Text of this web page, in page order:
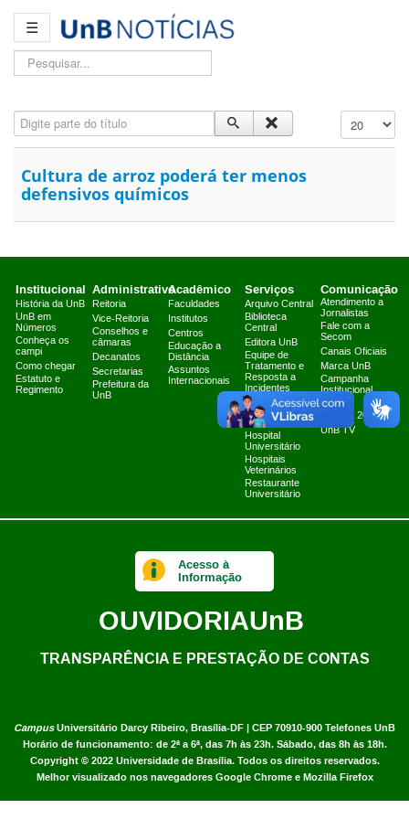
☰
Pesquisar...
Digite parte do título Exibir #
Cultura de arroz poderá ter menos
defensivos químicos
Institucional
História da UnB
UnB em
Números
Conheça os
campi
Como chegar
Estatuto e
Regimento
Administrativo
Reitoria
Vice-Reitoria
Conselhos e
câmaras
Decanatos
Secretarias
Prefeitura da
UnB
Acadêmico
Faculdades
Institutos
Centros
Educação a
Distância
Assuntos
Internacionais
Serviços
Arquivo Central
Biblioteca
Central
Editora UnB
Equipe de
Tratamento e
Resposta a
Incidentes
Cibernéticos
Fazenda Água
Limpa
Hospital
Universitário
Hospitais
Veterinários
Restaurante
Universitário
Comunicação
Atendimento a
Jornalistas
Fale com a
Secom
Canais Oficiais
Marca UnB
Campanha
Institucional
2025
Planner 2024
UnB TV
CampusUniversitário Darcy Ribeiro, Brasília-DF | CEP 70910-900 Telefones UnB
Horário de funcionamento: de 2ª a 6ª, das 7h às 23h. Sábado, das 8h às 18h.
Copyright © 2022 Universidade de Brasília. Todos os direitos reservados.
Melhor visualizado nos navegadores Google Chrome e Mozilla Firefox
Acesso à
Informação
OUVIDORIAUnB
TRANSPARÊNCIA E PRESTAÇÃO DE CONTAS